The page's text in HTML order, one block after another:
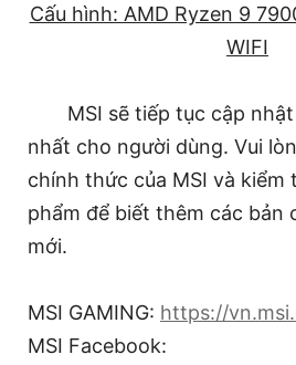
Cấu hình: AMD Ryzen 9
WIFI
MSI sẽ tiếp tục cập
nhất cho người dùng. Vui
chính thức của MSI và kiểm
phẩm để biết thêm các bản
mới.
MSI GAMING: https://
MSI Facebook: